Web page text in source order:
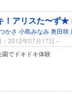
！アリスた〜ず★
かさ 小島みなみ奥田咲
2012年07月17日～
園でドキドキ体験